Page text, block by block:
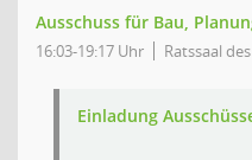
Ausschuss für Bau,
16:03-19:17 Uhr Ratssaal
Einladung